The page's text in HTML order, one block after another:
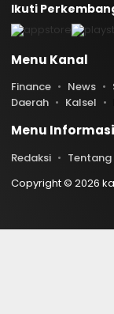
Ikuti
Menu Kanal
Finance News
Daerah
Kalsel
Menu Informasi
Redaksi Tentang
Copyright © 2026